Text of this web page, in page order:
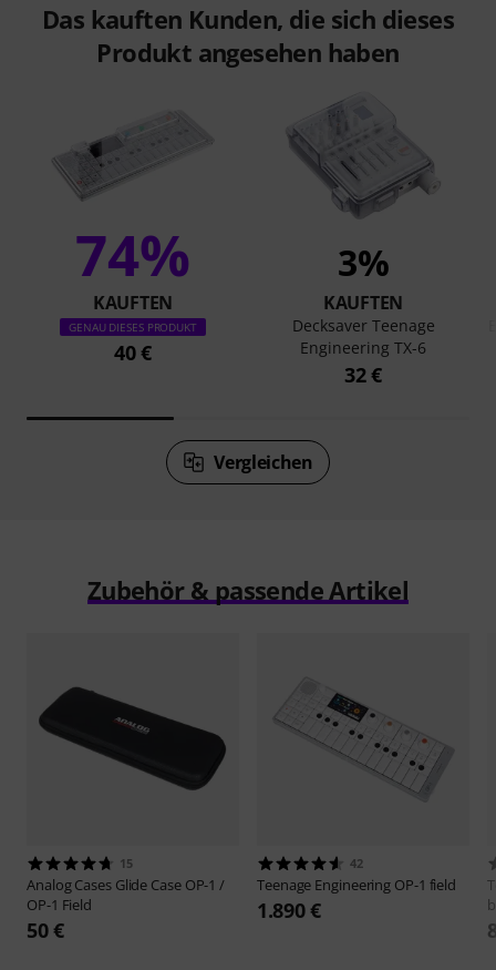
Das kauften Kunden, die sich dieses
Produkt angesehen haben
74%
KAUFTEN
GENAU DIESES PRODUKT
40 €
3%
KAUFTEN
Decksaver Teenage
Engineering TX-6
32 €
Vergleichen
Zubehör & passende Artikel
15
Analog Cases Glide Case OP-1 /
OP-1 Field
50 €
42
Teenage Engineering OP-1 field
1.890 €